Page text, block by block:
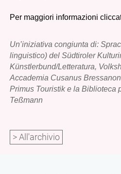
Per maggiori informazioni
Un’iniziativa congiunta di:
linguistico) del Südtiroler
Künstlerbund/Letteratura,
Accademia Cusanus
Primus Touristik e la Biblioteca
Teßmann
> All'archivio